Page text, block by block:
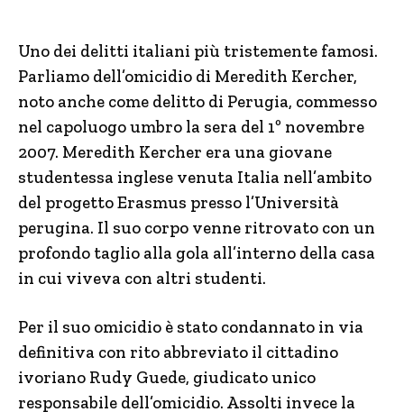
Uno dei delitti italiani più tristemente famosi.
Parliamo dell’omicidio di Meredith Kercher,
noto anche come delitto di Perugia, commesso
nel capoluogo umbro la sera del 1º novembre
2007. Meredith Kercher era una giovane
studentessa inglese venuta Italia nell’ambito
del progetto Erasmus presso l’Università
perugina. Il suo corpo venne ritrovato con un
profondo taglio alla gola all’interno della casa
in cui viveva con altri studenti.
Per il suo omicidio è stato condannato in via
definitiva con rito abbreviato il cittadino
ivoriano Rudy Guede, giudicato unico
responsabile dell’omicidio. Assolti invece la